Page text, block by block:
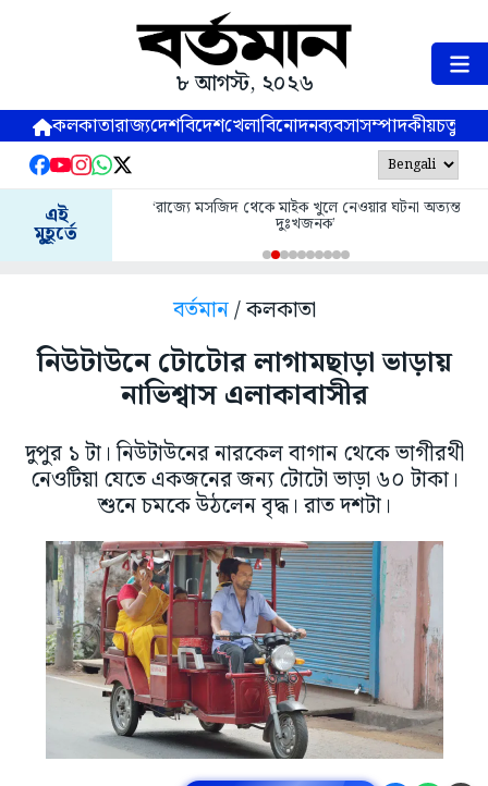
৮ আগস্ট, ২০২৬
কলকাতারাজ্যদেশবিদেশখেলাবিনোদনব্যবসাসম্পাদকীয়
এই
মুহূর্তে
‘রাজ্যে মসজিদ থেকে মাইক খুলে নেওয়ার ঘটনা অত্যন্ত
দুঃখজনক’
বর্তমান/ কলকাতা
নিউটাউনে টোটোর লাগামছাড়া ভাড়ায়
নাভিশ্বাস এলাকাবাসীর
দুপুর ১ টা। নিউটাউনের নারকেল বাগান থেকে ভাগীরথী
নেওটিয়া যেতে একজনের জন্য টোটো ভাড়া ৬০ টাকা।
শুনে চমকে উঠলেন বৃদ্ধ। রাত দশটা।